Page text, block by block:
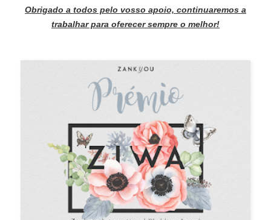
Obrigado a todos pelo vosso apoio, continuaremos a
trabalhar para oferecer sempre o melhor!